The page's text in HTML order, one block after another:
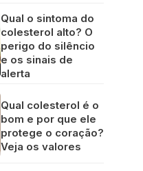
Qual o sintoma do
colesterol alto? O
perigo do silêncio
e os sinais de
alerta
Qual colesterol é o
bom e por que ele
protege o coração?
Veja os valores